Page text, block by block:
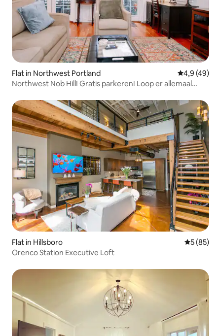
Flat in Northwest Portland Gemiddelde
4,9 (49)
Northwest Nob Hill! Gratis parkeren! Loop er allemaal
Flat in Hillsboro
5 (85)
Orenco Station Executive Loft